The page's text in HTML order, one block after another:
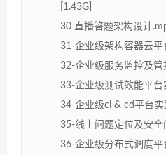
[1.43G]
30 直播答题架构设计
31-企业级架构容器云平
32-企业级服务监控及管
33-企业级测试效能平台
34-企业级ci & cd平台实
35-线上问题定位及安全
36-企业级分布式调度平